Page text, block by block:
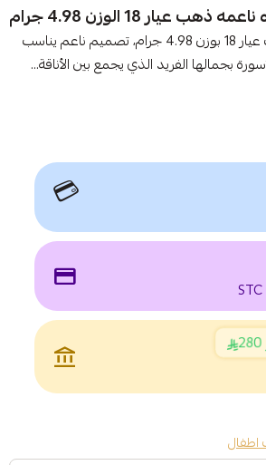
عيار 18 الوزن 4.98 جرام
اكتشف أناقة اسورة ذهب عيار 18 بوزن 4.98 جرام، تصميم ناعم يناسب
بجمالها الفريد الذي يجمع بين الأناقة...
💳
payment
account_balance